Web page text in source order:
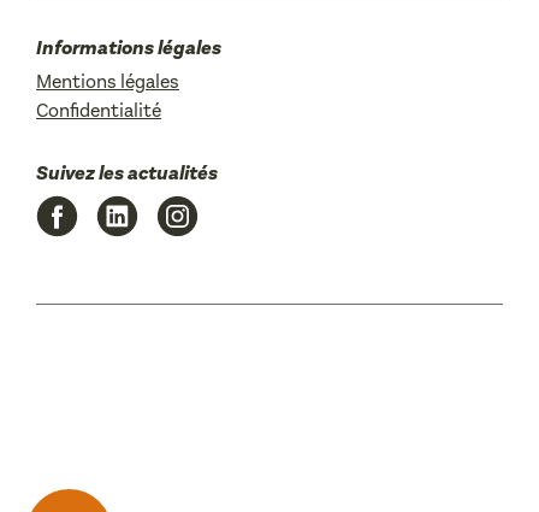
Informations légales
Mentions légales
Confidentialité
Suivez les actualités